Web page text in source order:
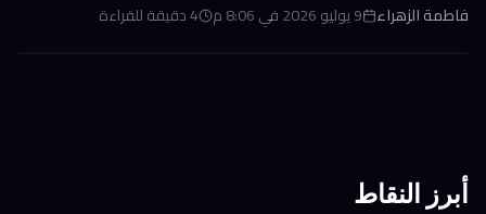
فاطمة الزهراء 9 يوليو 2026 في 8:06 م 4دقيقة للقراءة
أبرز النقاط